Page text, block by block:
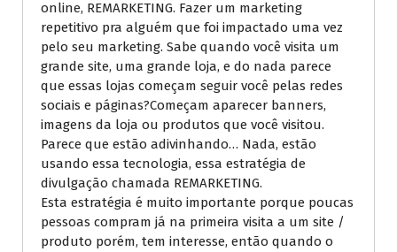
online, REMARKETING. Fazer um marketing
repetitivo pra alguém que foi impactado uma vez
pelo seu marketing. Sabe quando você visita um
grande site, uma grande loja, e do nada parece
que essas lojas começam seguir você pelas redes
sociais e páginas?Começam aparecer banners,
imagens da loja ou produtos que você visitou.
Parece que estão adivinhando… Nada, estão
usando essa tecnologia, essa estratégia de
divulgação chamada REMARKETING.
Esta estratégia é muito importante porque poucas
pessoas compram já na primeira visita a um site /
produto porém, tem interesse, então quando o